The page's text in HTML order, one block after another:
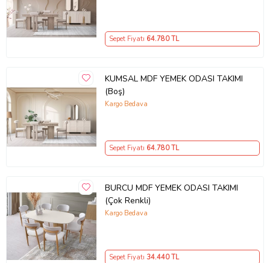
Sepet Fiyatı 64.780TL
KUMSAL MDF YEMEK ODASI TAKIMI
(Boş)
Kargo Bedava
Sepet Fiyatı 64.780TL
BURCU MDF YEMEK ODASI TAKIMI
(Çok Renkli)
Kargo Bedava
Sepet Fiyatı 34.440TL